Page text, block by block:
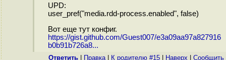
UPD:
user_pref("media.rdd-process.enabled", false)
Вот еще тут конфиг.
https://gist.github.com/Guest007/e3a09aa97a827916
b0b91b726a8...
Ответить Правка| К родителю #15 Наверх
Cообщить